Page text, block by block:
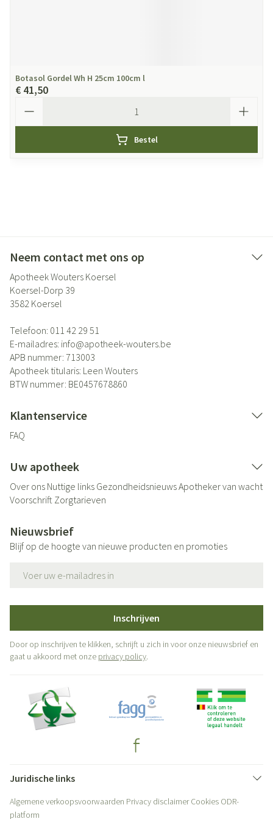
Botasol Gordel Wh H 25cm 100cm l
€ 41,50
Bestel
Neem contact met ons op
Apotheek Wouters Koersel
Koersel-Dorp 39
3582 Koersel
Telefoon: 011 42 29 51
E-mailadres: info@apotheek-wouters.be
APB nummer: 713003
Apotheek titularis: Leen Wouters
BTW nummer: BE0457678860
Klantenservice
FAQ
Uw apotheek
Over ons Nuttige links GezondheidsnieuwsApotheker van wacht
Voorschrift Zorgtarieven
Nieuwsbrief
Blijf op de hoogte van nieuwe producten en promoties
Inschrijven
Door op inschrijven te klikken, schrijft u zich in voor onze nieuwsbrief en
gaat u akkoord met onze privacy policy.
Juridische links
Algemene verkoopsvoorwaarden Privacy disclaimer Cookies ODR-
platform